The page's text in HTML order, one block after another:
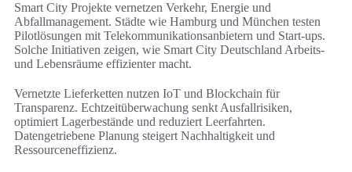
Smart City Projekte vernetzen Verkehr, Energie und
Abfallmanagement. Städte wie Hamburg und München testen
Pilotlösungen mit Telekommunikationsanbietern und Start-ups.
Solche Initiativen zeigen, wie Smart City Deutschland Arbeits-
und Lebensräume effizienter macht.
Vernetzte Lieferketten nutzen IoT und Blockchain für
Transparenz. Echtzeitüberwachung senkt Ausfallrisiken,
optimiert Lagerbestände und reduziert Leerfahrten.
Datengetriebene Planung steigert Nachhaltigkeit und
Ressourceneffizienz.